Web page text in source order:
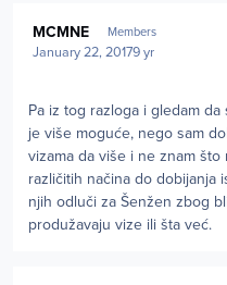
MCMNE Members
January 22, 20179 yr
Pa iz tog razloga i gledam
je više moguće, nego sam
vizama da više i ne znam što
različitih načina do dobijanja
njih odluči za Šenžen zbog
produžavaju vize ili šta već.